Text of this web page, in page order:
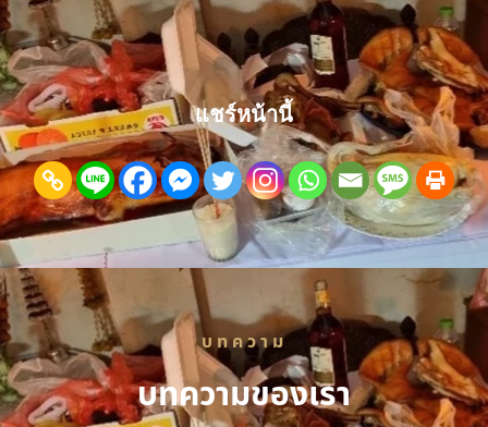
แชร์หน้านี้
บทความ
บทความของเรา